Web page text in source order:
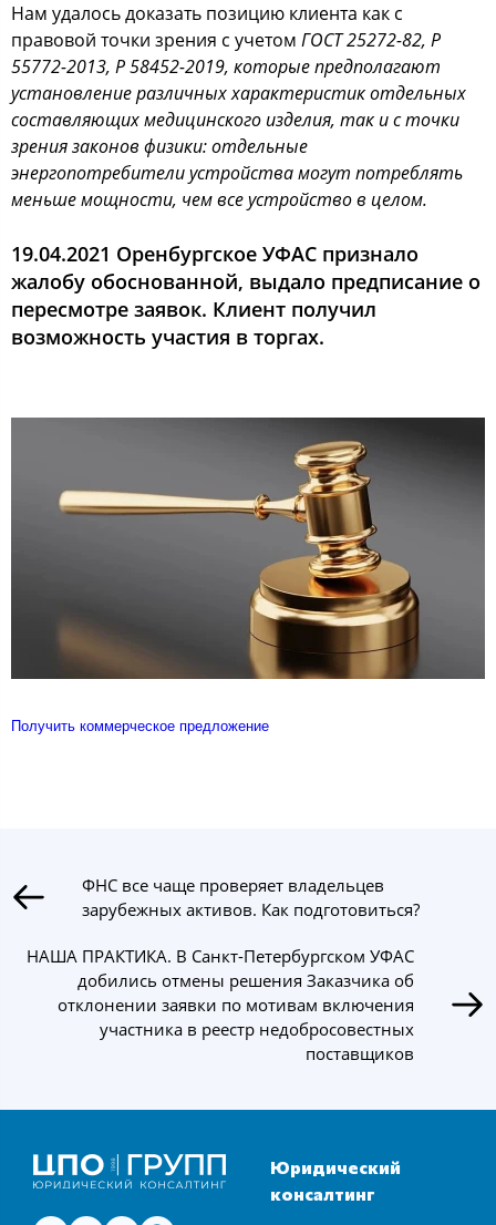
Нам удалось доказать позицию клиента как с
правовой точки зрения с учетом ГОСТ 25272-82, Р
55772-2013, Р 58452-2019, которые предполагают
установление различных характеристик отдельных
составляющих медицинского изделия, так и с точки
зрения законов физики: отдельные
энергопотребители устройства могут потреблять
меньше мощности, чем все устройство в целом.
19.04.2021 Оренбургское УФАС признало
жалобу обоснованной, выдало предписание о
пересмотре заявок. Клиент получил
возможность участия в торгах.
Получить коммерческое предложение
ФНС все чаще проверяет владельцев
зарубежных активов. Как подготовиться?
НАША ПРАКТИКА. В Санкт-Петербургском УФАС
добились отмены решения Заказчика об
отклонении заявки по мотивам включения
участника в реестр недобросовестных
поставщиков
Юридический
консалтинг